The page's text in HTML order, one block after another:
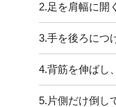
2.足を肩幅に開く
3.手を後ろにつ
4.背筋を伸ばし
5. 片側だけ倒し